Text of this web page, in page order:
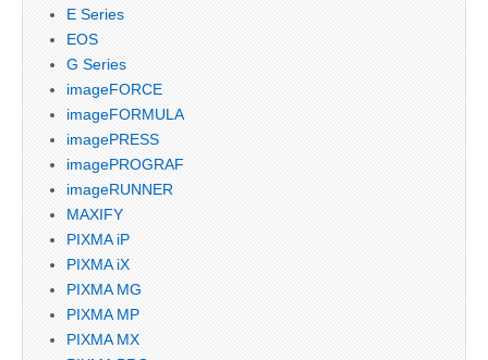
E Series
EOS
G Series
imageFORCE
imageFORMULA
imagePRESS
imagePROGRAF
imageRUNNER
MAXIFY
PIXMA iP
PIXMA iX
PIXMA MG
PIXMA MP
PIXMA MX